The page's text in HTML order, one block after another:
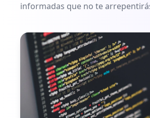
informadas que no te